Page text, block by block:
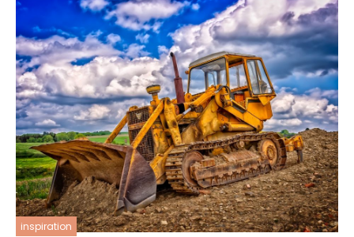
inspiration